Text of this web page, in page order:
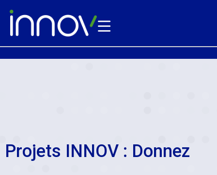
Projets INNOV : Donnez